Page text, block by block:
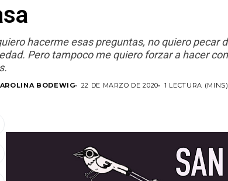
hacerme esas preguntas, no quiero pecar
Pero tampoco me quiero forzar a hacer
BODEWIG 22 DE MARZO DE 2020 1 LECTURA (MINS)